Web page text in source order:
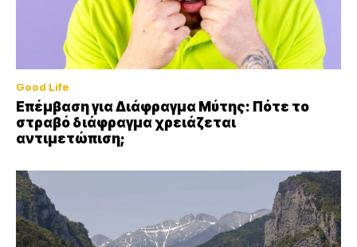
Good Life
Επέμβαση για Διάφραγμα Μύτης: Πότε το
στραβό διάφραγμα χρειάζεται
αντιμετώπιση;